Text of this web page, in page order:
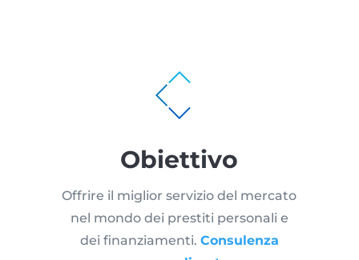
Obiettivo
Offrire il miglior servizio del mercato
nel mondo dei prestiti personali e
dei finanziamenti. Consulenza